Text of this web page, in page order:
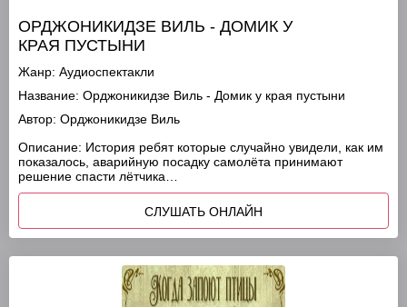
ОРДЖОНИКИДЗЕ ВИЛЬ - ДОМИК У
КРАЯ ПУСТЫНИ
Жанр: Аудиоспектакли
Название: Орджоникидзе Виль - Домик у края пустыни
Автор: Орджоникидзе Виль
Описание: История ребят которые случайно увидели, как им
показалось, аварийную посадку самолёта принимают
решение спасти лётчика…
СЛУШАТЬ ОНЛАЙН